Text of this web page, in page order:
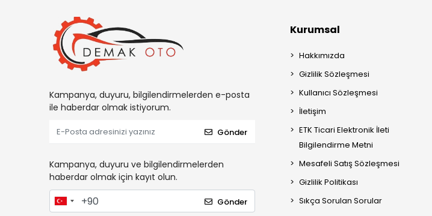
Kampanya, duyuru, bilgilendirmelerden e-posta
ile haberdar olmak istiyorum.
Gönder
Kampanya, duyuru ve bilgilendirmelerden
haberdar olmak için kayıt olun.
Gönder
Kurumsal
Hakkımızda
Gizlilik Sözleşmesi
Kullanıcı Sözleşmesi
İletişim
ETK Ticari Elektronik İleti
Bilgilendirme Metni
Mesafeli Satış Sözleşmesi
Gizlilik Politikası
Sıkça Sorulan Sorular